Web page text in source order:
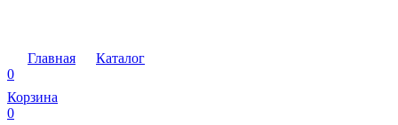
Главная
Каталог
0
Корзина
0